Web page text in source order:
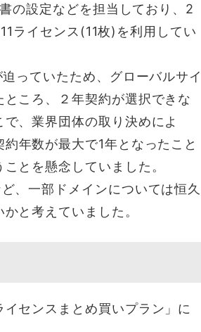
の設定などを担当しており、2
ライセンス(11枚)を利用してい
っていたため、グローバルサイ
ころ、２年契約が選択できな
、業界団体の取り決めによ
年数が最大で1年となったこと
とを懸念していました。
、一部ドメインについては恒久
と考えていました。
センスまとめ買いプラン」に